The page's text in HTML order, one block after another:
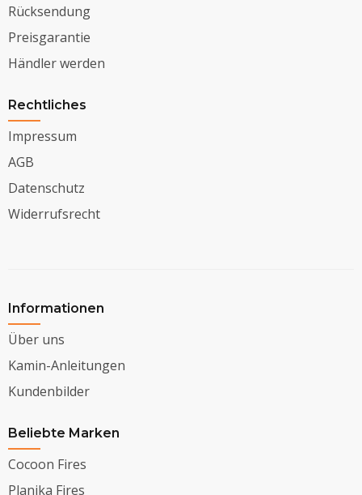
Rücksendung
Preisgarantie
Händler werden
Rechtliches
Impressum
AGB
Datenschutz
Widerrufsrecht
Informationen
Über uns
Kamin-Anleitungen
Kundenbilder
Beliebte Marken
Cocoon Fires
Planika Fires